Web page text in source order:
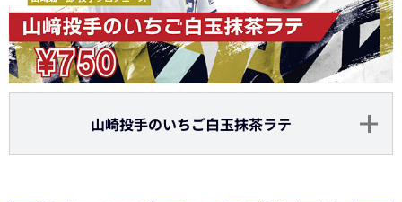
山崎投手のいちご白玉抹茶ラテ